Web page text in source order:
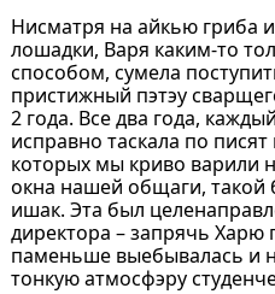
Нисматря на айкью гриба
лошадки, Варя каким-то
способом, сумела
пристижный пэтэу
2 года. Все два года,
исправно таскала по
которых мы криво варили
окна нашей общаги,
ишак. Эта был
директора – запрячь
паменьше выебывалась и
тонкую атмосфэру